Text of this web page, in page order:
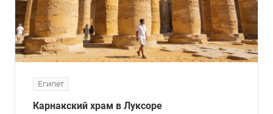
Египет
Карнакский храм в Луксоре